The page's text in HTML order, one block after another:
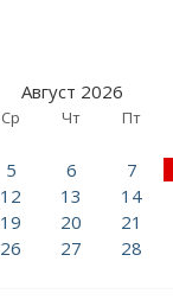
Август 2026
Ср Чт Пт
5 6 7
12 13 14
19 20 21
26 27 28